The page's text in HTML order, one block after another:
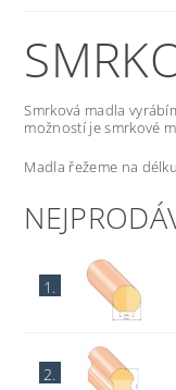
Smrková madla
možností je smrkové
Madla řežeme na
1.
2.